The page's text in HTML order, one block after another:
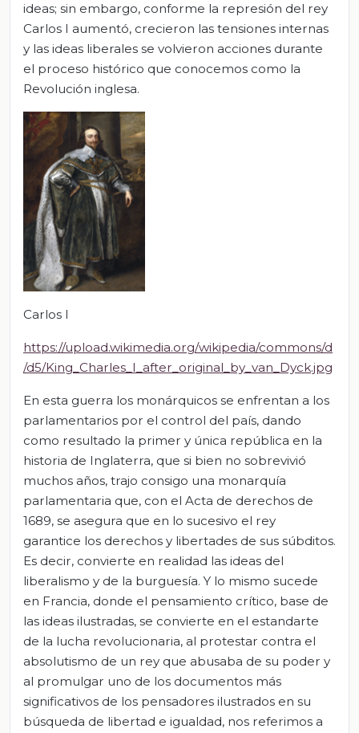
ideas; sin embargo, conforme la represión del rey
Carlos I aumentó, crecieron las tensiones internas
y las ideas liberales se volvieron acciones durante
el proceso histórico que conocemos como la
Revolución inglesa.
Carlos I
https://upload.wikimedia.org/wikipedia/commons/d
/d5/King_Charles_I_after_original_by_van_Dyck.jpg
En esta guerra los monárquicos se enfrentan a los
parlamentarios por el control del país, dando
como resultado la primer y única república en la
historia de Inglaterra, que si bien no sobrevivió
muchos años, trajo consigo una monarquía
parlamentaria que, con el Acta de derechos de
1689, se asegura que en lo sucesivo el rey
garantice los derechos y libertades de sus súbditos.
Es decir, convierte en realidad las ideas del
liberalismo y de la burguesía. Y lo mismo sucede
en Francia, donde el pensamiento crítico, base de
las ideas ilustradas, se convierte en el estandarte
de la lucha revolucionaria, al protestar contra el
absolutismo de un rey que abusaba de su poder y
al promulgar uno de los documentos más
significativos de los pensadores ilustrados en su
búsqueda de libertad e igualdad, nos referimos a